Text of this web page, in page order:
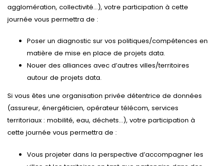
agglomération, collectivité…), votre participation à cette
journée vous permettra de :
Poser un diagnostic sur vos politiques/compétences en
matière de mise en place de projets data.
Nouer des alliances avec d’autres villes/territoires
autour de projets data.
Si vous êtes une organisation privée détentrice de données
(assureur, énergéticien, opérateur télécom, services
territoriaux : mobilité, eau, déchets…), votre participation à
cette journée vous permettra de :
Vous projeter dans la perspective d’accompagner les